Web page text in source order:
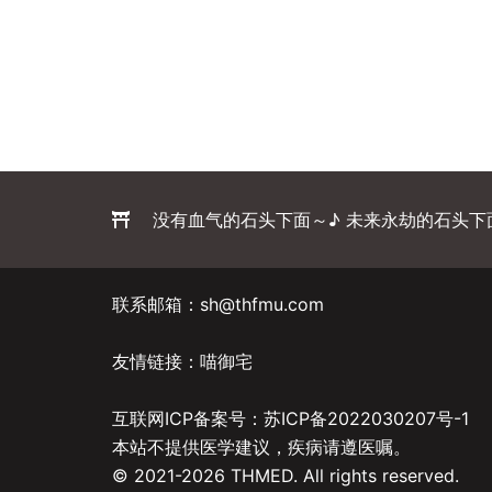
没有血气的石头下面～♪ 未来永劫的石头下
联系邮箱：sh@thfmu.com
友情链接： 喵御宅
互联网ICP备案号： 苏ICP备2022030207号-1
本站不提供医学建议，疾病请遵医嘱。
© 2021-2026 THMED. All rights reserved.